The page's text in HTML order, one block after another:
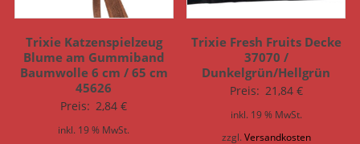
Trixie Katzenspielzeug
Blume am Gummiband
Baumwolle 6 cm / 65 cm
45626
Preis: 2,84€
inkl. 19 % MwSt.
Trixie Fresh Fruits Decke
37070 /
Dunkelgrün/Hellgrün
Preis: 21,84 €
inkl. 19 % MwSt.
zzgl. Versandkosten